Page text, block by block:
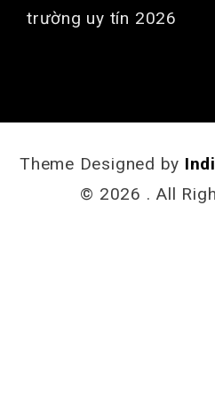
trường uy tín 2026
Theme Designed by
© 2026 . All